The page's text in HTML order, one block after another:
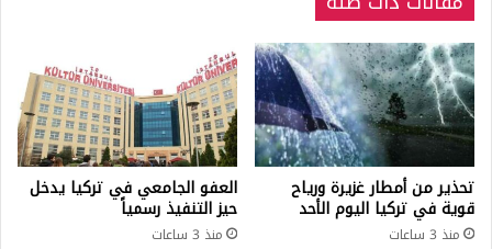
تحذير من أمطار غزيرة ورياح
قوية في تركيا اليوم الأحد
منذ 3 ساعات
العفو الجامعي في تركيا يدخل
حيز التنفيذ رسمياً
منذ 3 ساعات